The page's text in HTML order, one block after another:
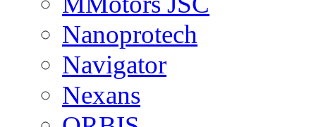
Nanoprotech
Navigator
Nexans